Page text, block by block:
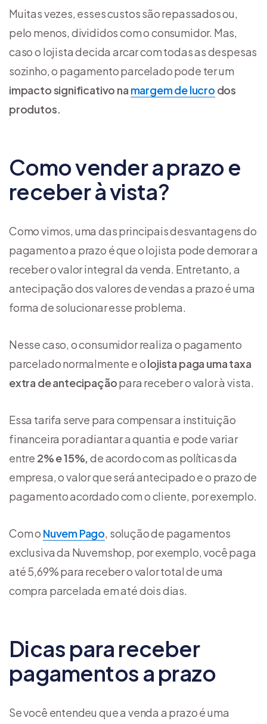
Muitas vezes, esses custos são repassados ou,
pelo menos, divididos com o consumidor. Mas,
caso o lojista decida arcar com todas as despesas
sozinho, o pagamento parcelado pode ter um
impacto significativo na margem de lucro dos
produtos.
Como vender a prazo e
receber à vista?
Como vimos, uma das principais desvantagens do
pagamento a prazo é que o lojista pode demorar a
receber o valor integral da venda. Entretanto, a
antecipação dos valores de vendas a prazo é uma
forma de solucionar esse problema.
Nesse caso, o consumidor realiza o pagamento
parcelado normalmente e olojista paga uma taxa
extra de antecipaçãopara receber o valor à vista.
Essa tarifa serve para compensar a instituição
financeira por adiantar a quantia e pode variar
entre 2% e 15%, de acordo com as políticas da
empresa, o valor que será antecipado e o prazo de
pagamento acordado com o cliente, por exemplo.
Com o Nuvem Pago, solução de pagamentos
exclusiva da Nuvemshop, por exemplo, você paga
até 5,69% para receber o valor total de uma
compra parcelada em até dois dias.
Dicas para receber
pagamentos a prazo
Se você entendeu que a venda a prazo é uma